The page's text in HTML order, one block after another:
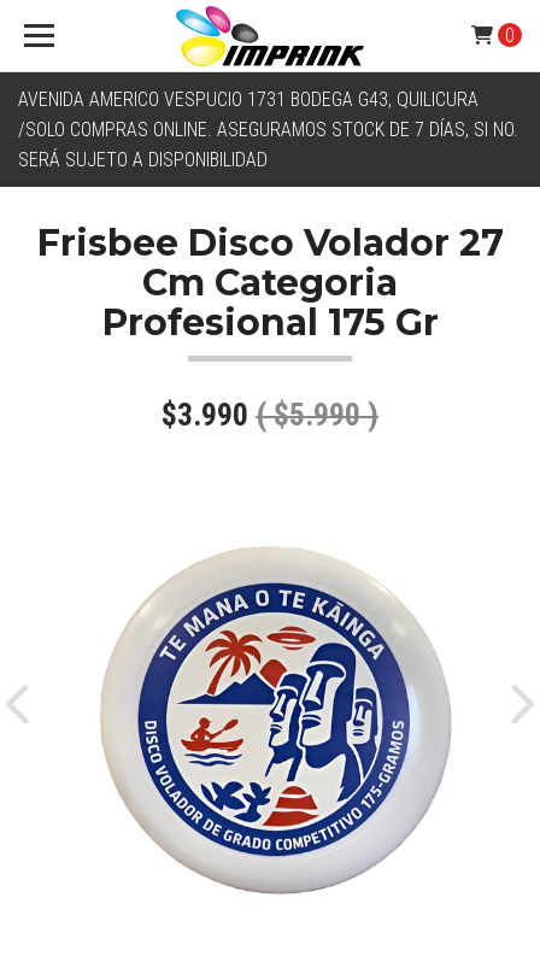
AVENIDA AMERICO VESPUCIO 1731 BODEGA G43, QUILICURA
/SOLO COMPRAS ONLINE. ASEGURAMOS STOCK DE 7 DÍAS, SI NO.
SERÁ SUJETO A DISPONIBILIDAD
0
Frisbee Disco Volador 27
Cm Categoria
Profesional 175 Gr
$3.990 ( $5.990 )
Previous